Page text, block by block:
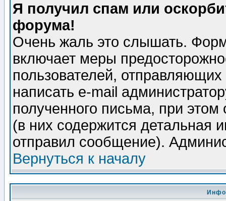
Я получил спам или
форума!
Очень жаль это слышать.
включает меры
пользователей,
написать e-mail
полученного письма, при этом
(в них содержится детальная
отправил сообщение).
Вернуться к началу